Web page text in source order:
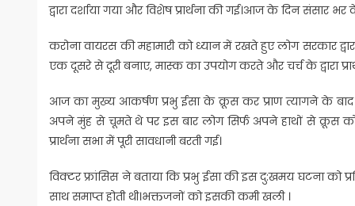
द्वारा दर्शाया गया और विशेष प्रार्थना की गई।आज के दिन
करोना वायरस की महामारी को ध्यान में रखते हुए लोग सरकार
एक दूसरे से दूरी बनाए, मास्क का उपयोग करते और चर्च के द्वारा
आज का मुख्य आकर्षण प्रभु ईसा के क्रूस कर प्राण त्यागने के बाद
अपने मुंह से चूमते थे पर इस बार लोग सिर्फ अपने हाथों से क्रूस
प्रार्थना सभा में पूरी सावधानी बरती गई।
विक्टर फ्रांसिस ने बताया कि प्रभु ईसा की इस दु:खमय घटना को
साथ समाप्त होती थी।भक्तजनों को इसकी कमी खली ।